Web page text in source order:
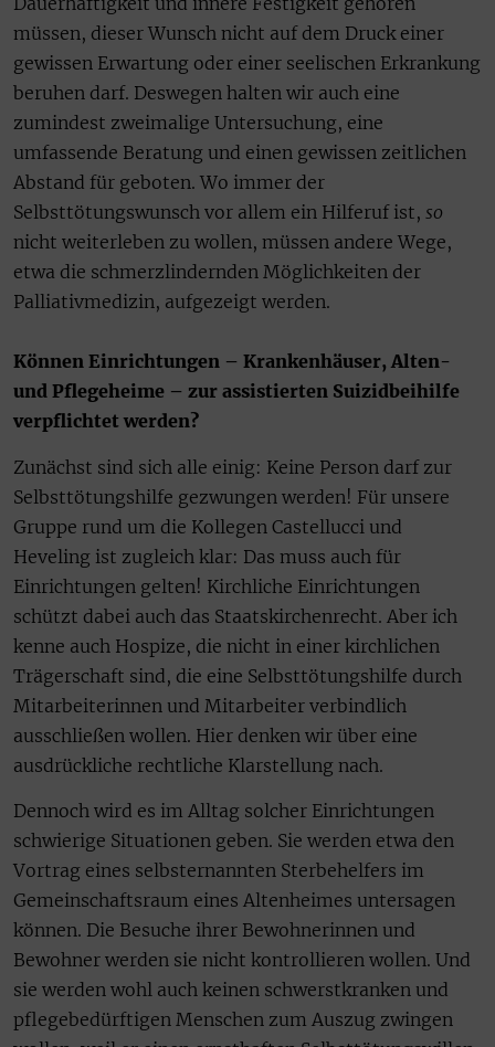
müssen, dieser Wunsch nicht auf dem Druck einer
gewissen Erwartung oder einer seelischen Erkrankung
beruhen darf. Deswegen halten wir auch eine
zumindest zweimalige Untersuchung, eine
umfassende Beratung und einen gewissen zeitlichen
Abstand für geboten. Wo immer der
Selbsttötungswunsch vor allem ein Hilferuf ist, so
nicht weiterleben zu wollen, müssen andere Wege,
etwa die schmerzlindernden Möglichkeiten der
Palliativmedizin, aufgezeigt werden.
Können Einrichtungen – Krankenhäuser, Alten-
und Pflegeheime – zur assistierten Suizidbeihilfe
verpflichtet werden?
Zunächst sind sich alle einig: Keine Person darf zur
Selbsttötungshilfe gezwungen werden! Für unsere
Gruppe rund um die Kollegen Castellucci und
Heveling ist zugleich klar: Das muss auch für
Einrichtungen gelten! Kirchliche Einrichtungen
schützt dabei auch das Staatskirchenrecht. Aber ich
kenne auch Hospize, die nicht in einer kirchlichen
Trägerschaft sind, die eine Selbsttötungshilfe durch
Mitarbeiterinnen und Mitarbeiter verbindlich
ausschließen wollen. Hier denken wir über eine
ausdrückliche rechtliche Klarstellung nach.
Dennoch wird es im Alltag solcher Einrichtungen
schwierige Situationen geben. Sie werden etwa den
Vortrag eines selbsternannten Sterbehelfers im
Gemeinschaftsraum eines Altenheimes untersagen
können. Die Besuche ihrer Bewohnerinnen und
Bewohner werden sie nicht kontrollieren wollen. Und
sie werden wohl auch keinen schwerstkranken und
pflegebedürftigen Menschen zum Auszug zwingen